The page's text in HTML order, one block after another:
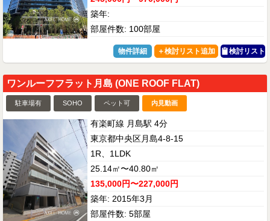
築年:
部屋件数: 100部屋
物件詳細 検討リスト
ワンルーフフラット月島 (ONE ROOF FLAT)
駐車場有 SOHO ペット可 内見動画
有楽町線 月島駅 4分
東京都中央区月島4-8-15
1R、1LDK
25.14㎡〜40.80㎡
135,000円〜227,000円
築年: 2015年3月
部屋件数: 5部屋